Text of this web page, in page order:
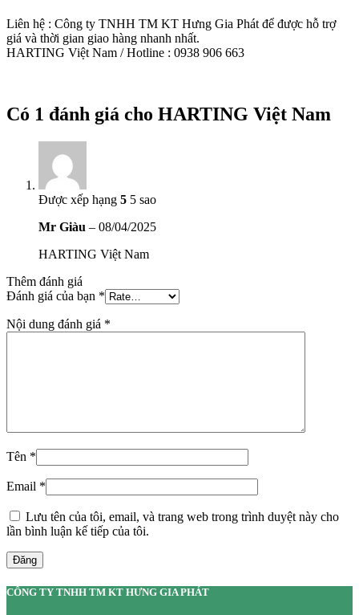
Liên hệ : Công ty TNHH TM KT Hưng Gia Phát để được hỗ trợ
giá và thời gian giao hàng nhanh nhất.
HARTING Việt Nam / Hotline : 0938 906 663
Có 1 đánh giá cho HARTING Việt Nam
Được xếp hạng 5 5 sao
Mr Giàu – 08/04/2025
HARTING Việt Nam
Thêm đánh giá
Đánh giá của bạn *
Nội dung đánh giá *
Tên *
Email *
Lưu tên của tôi, email, và trang web trong trình duyệt này cho
lần bình luận kế tiếp của tôi.
Đăng
CÔNG TY TNHH TM KT HƯNG GIA PHÁT